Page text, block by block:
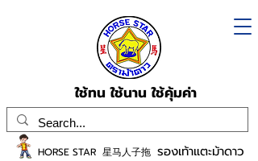
ใช้ทน ใช้นาน ใช้คุ้มค่า
HORSE STAR 星马人子拖 รองเท้าแตะม้าดาว